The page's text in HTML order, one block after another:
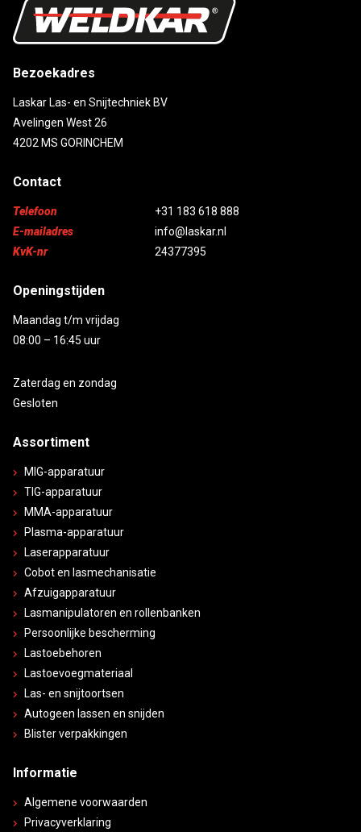
Bezoekadres
Laskar Las- en Snijtechniek BV
Avelingen West 26
4202 MS GORINCHEM
Contact
Telefoon
+31 183 618 888
E-mailadres
info@laskar.nl
KvK-nr
24377395
Openingstijden
Maandag t/m vrijdag
08:00 – 16:45 uur
Zaterdag en zondag
Gesloten
Assortiment
MIG-apparatuur
TIG-apparatuur
MMA-apparatuur
Plasma-apparatuur
Laserapparatuur
Cobot en lasmechanisatie
Afzuigapparatuur
Lasmanipulatoren en rollenbanken
Persoonlijke bescherming
Lastoebehoren
Lastoevoegmateriaal
Las- en snijtoortsen
Autogeen lassen en snijden
Blister verpakkingen
Informatie
Algemene voorwaarden
Privacyverklaring